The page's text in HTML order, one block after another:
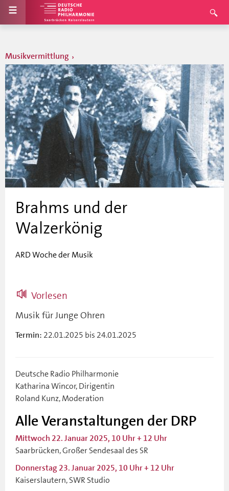
Musikvermittlung
Brahms und der
Walzerkönig
ARD Woche der Musik
Vorlesen
Musik für Junge Ohren
Termin: 22.01.2025 bis 24.01.2025
Deutsche Radio Philharmonie
Katharina Wincor, Dirigentin
Roland Kunz, Moderation
Alle Veranstaltungen der DRP
Mittwoch 22. Januar 2025, 10 Uhr + 12 Uhr
Saarbrücken, Großer Sendesaal des SR
Donnerstag 23. Januar 2025, 10 Uhr + 12 Uhr
Kaiserslautern, SWR Studio